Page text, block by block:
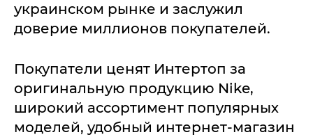
украинском рынке и заслужил
доверие миллионов покупателей.
Покупатели ценят Интертоп за
оригинальную продукцию Nike,
широкий ассортимент популярных
моделей, удобный интернет-магазин